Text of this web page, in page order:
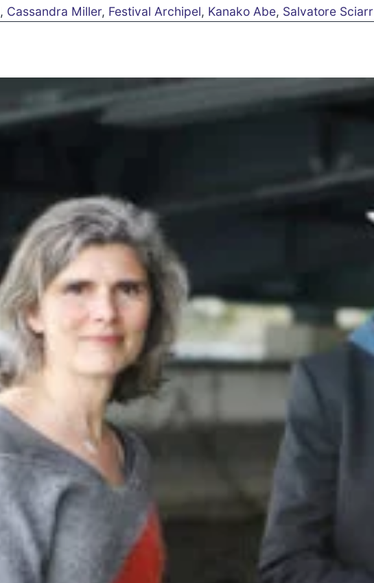
, Cassandra Miller, Festival Archipel, Kanako Abe, Salvatore